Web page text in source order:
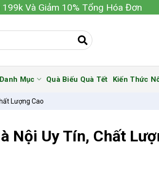
Và Giảm 10% Tổng Hóa Đơn
Danh Mục Quà Biếu Quà Tết Kiến Thức
Lượng Cao
Nội Uy Tín, Chất